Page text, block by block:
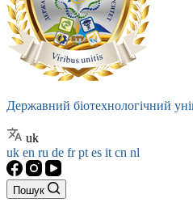
Державний біотехнологічний
uk
uk en ru de frpt es it cn nl
Пошук